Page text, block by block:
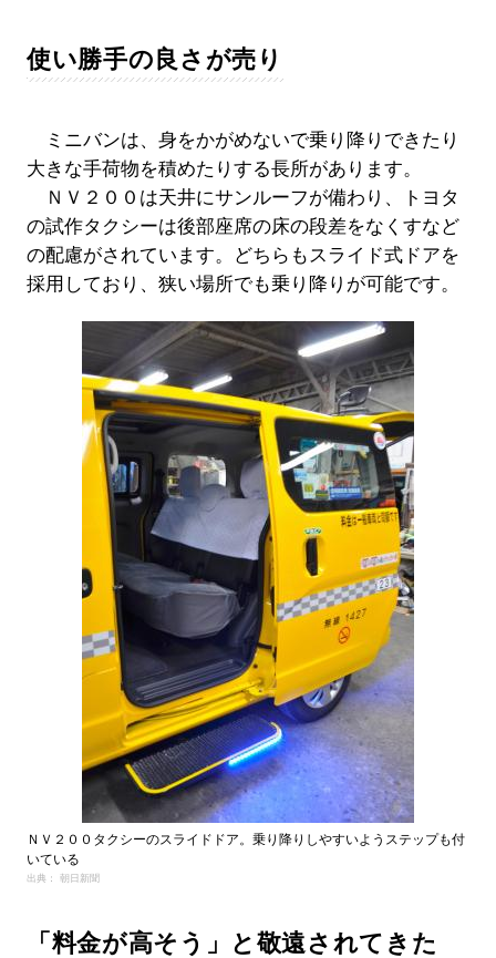
使い勝手の良さが売り
ミニバンは、身をかがめないで乗り降りできたり
大きな手荷物を積めたりする長所があります。
ＮＶ２００は天井にサンルーフが備わり、トヨタ
の試作タクシーは後部座席の床の段差をなくすなど
の配慮がされています。どちらもスライド式ドアを
採用しており、狭い場所でも乗り降りが可能です。
ＮＶ２００タクシーのスライドドア。乗り降りしやすいようステップも付
いている
出典： 朝日新聞
「料金が高そう」と敬遠されてきた